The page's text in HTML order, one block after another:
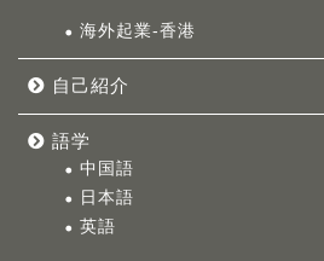
海外起業-香港
自己紹介
語学
中国語
日本語
英語